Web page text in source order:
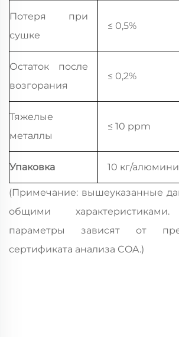
Потеря при
сушке
≤ 0,5%
Остаток после
возгорания
≤ 0,2%
Тяжелые
металлы
≤ 10 ppm
Упаковка 10 кг/
(Примечание: вышеуказанные
общими
параметры зависят от
сертификата анализа COA.)